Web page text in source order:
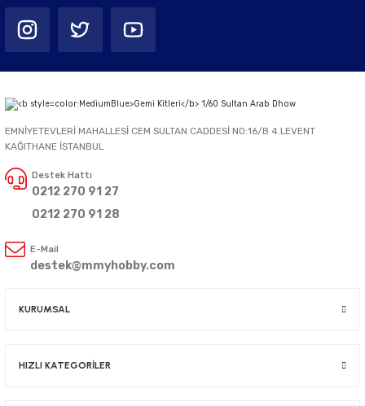
EMNİYETEVLERİ MAHALLESİ CEM SULTAN CADDESİ NO:16/B 4.LEVENT
KAĞITHANE İSTANBUL
Destek Hattı
0212 270 91 27
0212 270 91 28
E-Mail
destek@mmyhobby.com
KURUMSAL
HIZLI KATEGORİLER